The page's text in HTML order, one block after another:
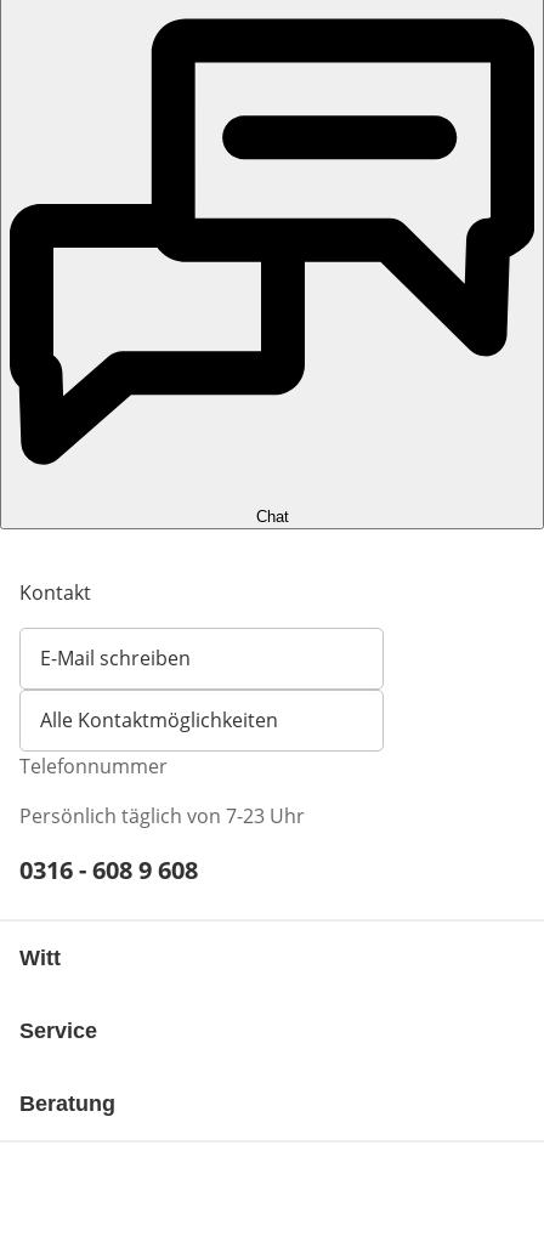
Chat
Kontakt
E-Mail schreiben
Öffnet E-Mail-Client
Alle Kontaktmöglichkeiten
Telefonnummer
Persönlich täglich von 7-23 Uhr
Telefonnummer:
0316 - 608 9 608
Witt
Service
Beratung